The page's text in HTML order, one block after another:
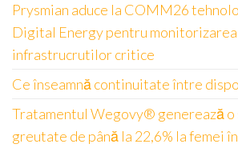
Prysmian aduce la COMM26
Digital Energy pentru
infrastrucrutilor critice
Ce înseamnă continuitate între
Tratamentul Wegovy® generează o
greutate de până la 22,6% la femei